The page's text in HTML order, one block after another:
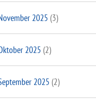
2025 (3)
2025 (2)
2025 (2)